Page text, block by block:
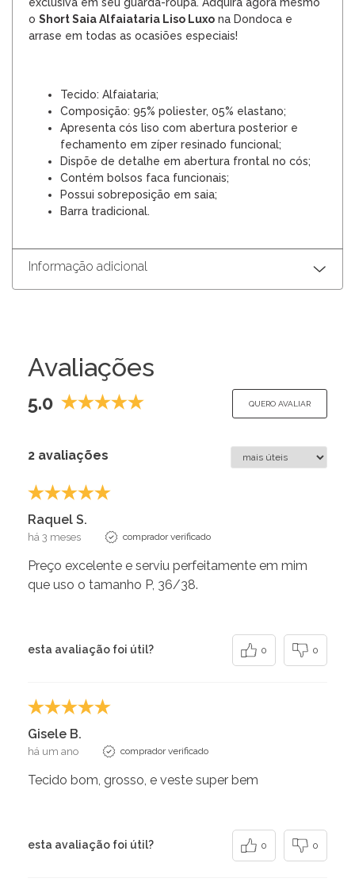
o Short Saia Alfaiataria Liso Luxo na Dondoca e
arrase em todas as ocasiões especiais!
Tecido: Alfaiataria;
Composição: 95% poliester, 05% elastano;
Apresenta cós liso com abertura posterior e
fechamento em zíper resinado funcional;
Dispõe de detalhe em abertura frontal no cós;
Contém bolsos faca funcionais;
Possui sobreposição em saia;
Barra tradicional.
Informação adicional
Avaliações
5.0 QUERO AVALIAR
2 avaliações
Raquel S.
há 3 meses comprador verificado
Preço excelente e serviu perfeitamente em mim
que uso o tamanho P, 36/38.
esta avaliação foi útil? 0 0
Gisele B.
há um ano comprador verificado
Tecido bom, grosso, e veste super bem
esta avaliação foi útil? 0 0